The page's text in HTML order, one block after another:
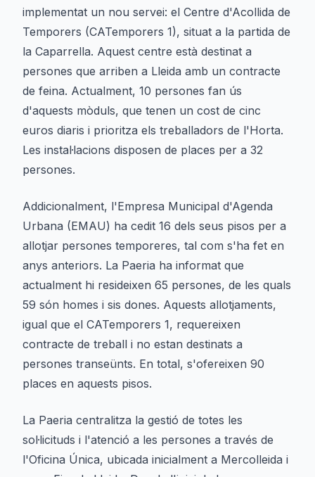
implementat un nou servei: el Centre d'Acollida de
Temporers (CATemporers 1), situat a la partida de
la Caparrella. Aquest centre està destinat a
persones que arriben a Lleida amb un contracte
de feina. Actualment, 10 persones fan ús
d'aquests mòduls, que tenen un cost de cinc
euros diaris i prioritza els treballadors de l'Horta.
Les instal·lacions disposen de places per a 32
persones.
Addicionalment, l'Empresa Municipal d'Agenda
Urbana (EMAU) ha cedit 16 dels seus pisos per a
allotjar persones temporeres, tal com s'ha fet en
anys anteriors. La Paeria ha informat que
actualment hi resideixen 65 persones, de les quals
59 són homes i sis dones. Aquests allotjaments,
igual que el CATemporers 1, requereixen
contracte de treball i no estan destinats a
persones transeünts. En total, s'ofereixen 90
places en aquests pisos.
La Paeria centralitza la gestió de totes les
sol·licituds i l'atenció a les persones a través de
l'Oficina Única, ubicada inicialment a Mercolleida i